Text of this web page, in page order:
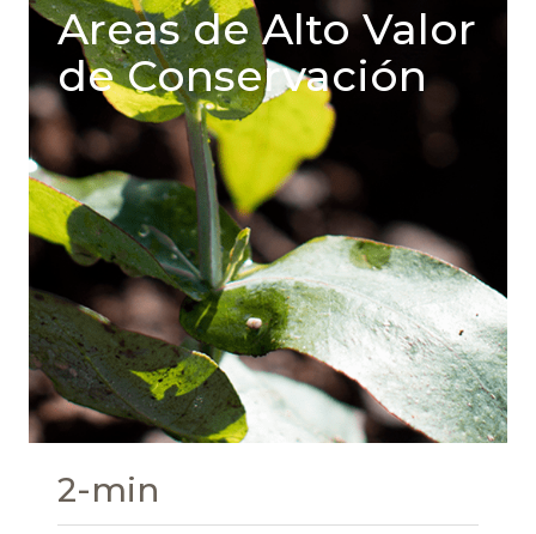
Areas de Alto Valor
de Conservación
2-min